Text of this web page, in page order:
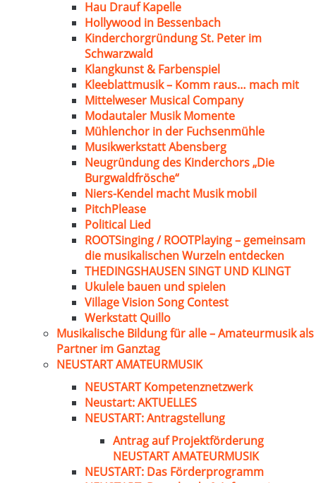
Hau Drauf Kapelle
Hollywood in Bessenbach
Kinderchorgründung St. Peter im
Schwarzwald
Klangkunst & Farbenspiel
Kleeblattmusik – Komm raus… mach mit
Mittelweser Musical Company
Modautaler Musik Momente
Mühlenchor in der Fuchsenmühle
Musikwerkstatt Abensberg
Neugründung des Kinderchors „Die
Burgwaldfrösche“
Niers-Kendel macht Musik mobil
PitchPlease
Political Lied
ROOTSinging / ROOTPlaying – gemeinsam
die musikalischen Wurzeln entdecken
THEDINGSHAUSEN SINGT UND KLINGT
Ukulele bauen und spielen
Village Vision Song Contest
Werkstatt Quillo
Musikalische Bildung für alle – Amateurmusik als
Partner im Ganztag
NEUSTART AMATEURMUSIK
NEUSTART Kompetenznetzwerk
Neustart: AKTUELLES
NEUSTART: Antragstellung
Antrag auf Projektförderung
NEUSTART AMATEURMUSIK
NEUSTART: Das Förderprogramm